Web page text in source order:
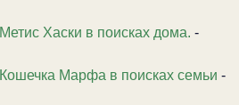
Метис Хаски в поисках дома. -
Кошечка Марфа в поисках семьи -